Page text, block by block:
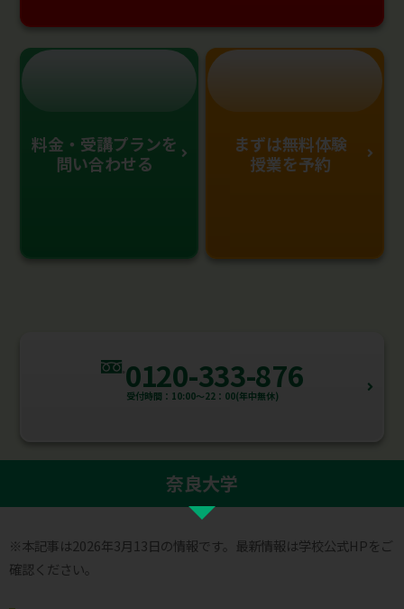
料金・受講プランを
問い合わせる
まずは無料体験
授業を予約
0120-333-876
受付時間：10:00～22：00(年中無休)
奈良大学
※本記事は2026年3月13日の情報です。最新情報は学校公式HPをご
確認ください。